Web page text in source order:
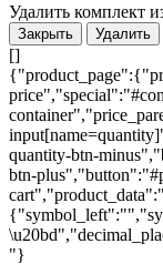
Удалить комплект
Закрыть Удалить
[]
quantity-btn-
btn-
"}